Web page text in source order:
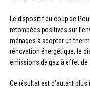
Le dispositif du coup de
retombées positives sur
ménages à adopter un
rénovation énergétique, le
émissions de gaz à effet de
Ce résultat est d’autant